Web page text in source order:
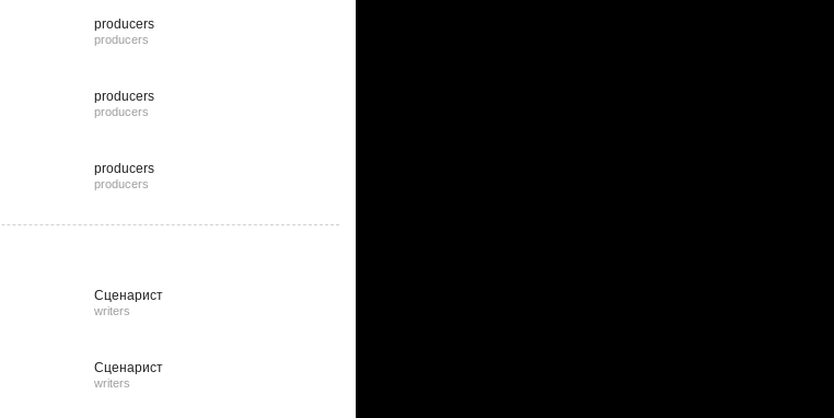
producers
producers
producers
producers
producers
producers
Сценарист
writers
Сценарист
writers